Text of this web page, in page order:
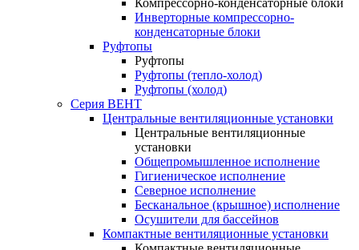
Компрессорно-конденсаторные блоки
Инверторные компрессорно-
конденсаторные блоки
Руфтопы
Руфтопы
Руфтопы (тепло-холод)
Руфтопы (холод)
Серия ВЕНТ
Центральные вентиляционные установки
Центральные вентиляционные
установки
Общепромышленное исполнение
Гигиеническое исполнение
Северное исполнение
Бесканальное (крышное) исполнение
Осушители для бассейнов
Компактные вентиляционные установки